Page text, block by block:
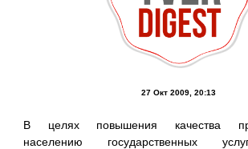
27 Окт 2009, 20:13
В целях повышения качества
населению государственных